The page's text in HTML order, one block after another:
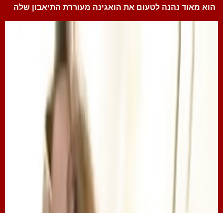
הוא מאוד נהנה לטעום את הואגינה מעוררת התיאבון שלה